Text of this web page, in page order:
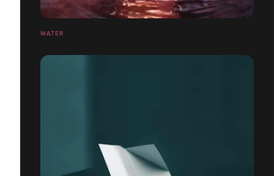
WATER